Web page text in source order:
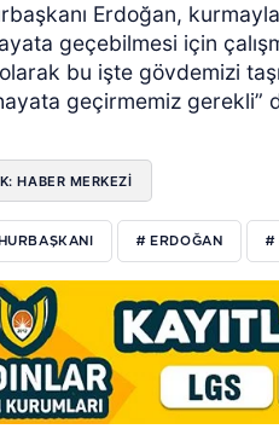
Erdoğan,
geçebilmesi için
bu işte gövdemizi
geçirmemiz gerekli”
HABER MERKEZİ
# ERDOĞAN #